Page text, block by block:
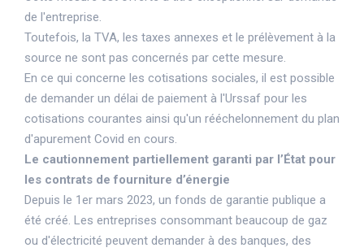
de l'entreprise.
Toutefois, la TVA, les taxes annexes et le prélèvement à la
source ne sont pas concernés par cette mesure.
En ce qui concerne les cotisations sociales, il est possible
de demander un délai de paiement à l'Urssaf pour les
cotisations courantes ainsi qu'un rééchelonnement du plan
d'apurement Covid en cours.
Le cautionnement partiellement garanti par l’État pour
les contrats de fourniture d’énergie
Depuis le 1er mars 2023, un fonds de garantie publique a
été créé. Les entreprises consommant beaucoup de gaz
ou d'électricité peuvent demander à des banques, des